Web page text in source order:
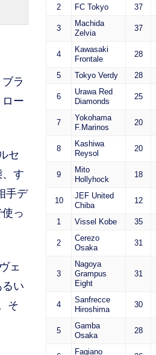
ラ
ー
セ
す
手デ
っ
ェ
い
そ
2 FC Tokyo 37
3
Machida
Zelvia
37
4
Kawasaki
Frontale
28
5 Tokyo Verdy 28
6
Urawa Red
Diamonds
25
7
Yokohama
F.Marinos
20
8
Kashiwa
Reysol
20
9
Mito
Hollyhock
18
10
JEF United
Chiba
12
1 Vissel Kobe 35
2
Cerezo
Osaka
31
3
Nagoya
Grampus
Eight
31
4
Sanfrecce
Hiroshima
30
5
Gamba
Osaka
28
Fagiano